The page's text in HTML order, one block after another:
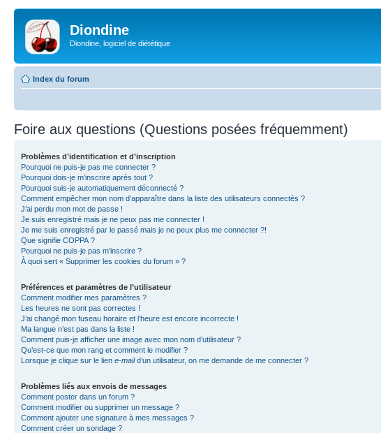
Diondine
Diondine, logiciel de diététique
Index du forum
Foire aux questions (Questions posées fréquemment)
Problèmes d’identification et d’inscription
Pourquoi ne puis-je pas me connecter ?
Pourquoi dois-je m’inscrire après tout ?
Pourquoi suis-je automatiquement déconnecté ?
Comment empêcher mon nom d’apparaître dans la liste des utilisateurs connectés ?
J’ai perdu mon mot de passe !
Je suis enregistré mais je ne peux pas me connecter !
Je me suis enregistré par le passé mais je ne peux plus me connecter ?!
Que signifie COPPA ?
Pourquoi ne puis-je pas m’inscrire ?
À quoi sert « Supprimer les cookies du forum » ?
Préférences et paramètres de l’utilisateur
Comment modifier mes paramètres ?
Les heures ne sont pas correctes !
J’ai changé mon fuseau horaire et l’heure est encore incorrecte !
Ma langue n’est pas dans la liste !
Comment puis-je afficher une image avec mon nom d’utilisateur ?
Qu’est-ce que mon rang et comment le modifier ?
Lorsque je clique sur le lien e-maild’un utilisateur, on me demande de me connecter ?
Problèmes liés aux envois de messages
Comment poster dans un forum ?
Comment modifier ou supprimer un message ?
Comment ajouter une signature à mes messages ?
Comment créer un sondage ?